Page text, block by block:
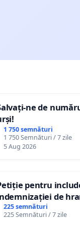
ne de
1 750 semnături
1 750 Semnături / 7 zile
5 Aug 2026
pentru
de
de bază și
de vechime pentru
225 semnături
225 Semnături / 7 zile